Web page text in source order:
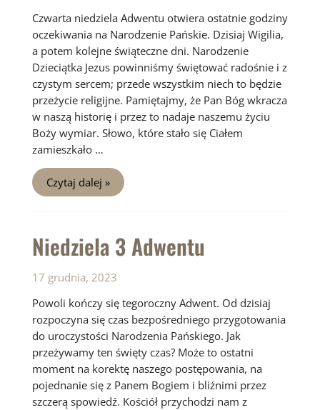
Czwarta niedziela Adwentu otwiera ostatnie godziny
oczekiwania na Narodzenie Pańskie. Dzisiaj Wigilia,
a potem kolejne świąteczne dni. Narodzenie
Dzieciątka Jezus powinniśmy świętować radośnie i z
czystym sercem; przede wszystkim niech to będzie
przeżycie religijne. Pamiętajmy, że Pan Bóg wkracza
w naszą historię i przez to nadaje naszemu życiu
Boży wymiar. Słowo, które stało się Ciałem
zamieszkało …
Niedziela
4
Adwentu
Czytaj dalej »
Niedziela 3 Adwentu
17 grudnia, 2023
Powoli kończy się tegoroczny Adwent. Od dzisiaj
rozpoczyna się czas bezpośredniego przygotowania
do uroczystości Narodzenia Pańskiego. Jak
przeżywamy ten święty czas? Może to ostatni
moment na korektę naszego postępowania, na
pojednanie się z Panem Bogiem i bliźnimi przez
szczerą spowiedź. Kościół przychodzi nam z